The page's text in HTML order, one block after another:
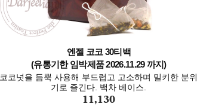
엔젤 코코 30티백
(유통기한 임박제품 2026.11.29 까지)
코코넛을 듬뿍 사용해 부드럽고 고소하며 밀키한 분위
기로 즐긴다. 백차 베이스.
11,130